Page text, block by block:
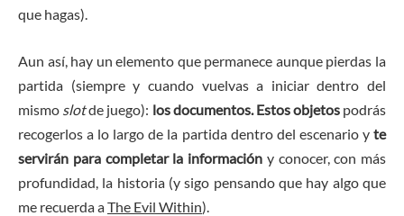
que hagas).
Aun así, hay un elemento que permanece aunque pierdas la
partida (siempre y cuando vuelvas a iniciar dentro del
mismo slotde juego): los documentos. Estos objetos podrás
recogerlos a lo largo de la partida dentro del escenario y te
servirán para completar la información y conocer, con más
profundidad, la historia (y sigo pensando que hay algo que
me recuerda aThe Evil Within).